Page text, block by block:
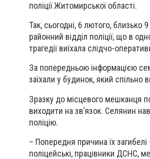
поліції Житомирської області.
Так, сьогодні, 6 лютого, близько
районний відділ поліції, що в
трагедії виїхала слідчо-
За попередньою інформацією
заїхали у будинок, який спільно
Зразку до місцевого мешканця
виходити на зв’язок. Селянин
поліцію.
– Попередня причина їх
поліцейські, працівники ДСНС,